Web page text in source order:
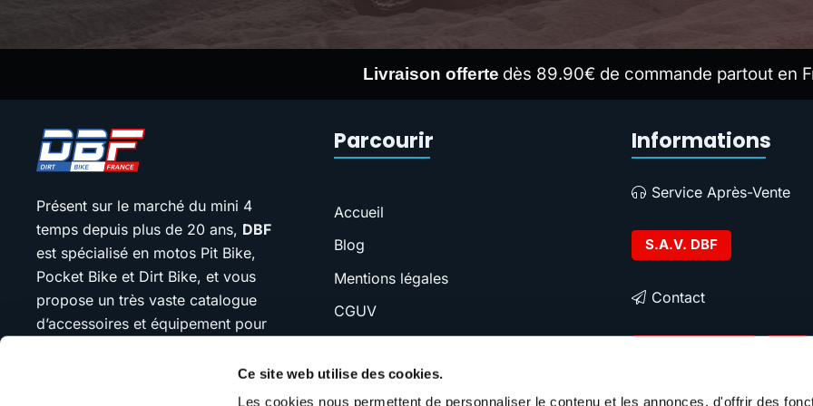
Ce site web utilise des cookies.
Les cookies nous permettent de personnaliser le contenu et les annonces, d'offrir des
Livraison offerte dès 89.90€ de commande partout en
Présent sur le marché du mini 4
temps depuis plus de 20 ans, DBF
est spécialisé en motos Pit Bike,
Pocket Bike et Dirt Bike, et vous
propose un très vaste catalogue
d’accessoires et équipement pour
Notre devise : “jamais plus cher que
Parcourir
Accueil
Blog
Mentions légales
CGUV
SAV
Informations
Service Après-Vente
S.A.V. DBF
Contact